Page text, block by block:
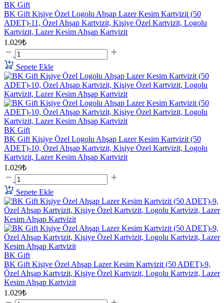
BK Gift
BK Gift Kişiye Özel Logolu Ahşap Lazer Kesim Kartvizit (50
ADET)-11, Özel Ahşap Kartvizit, Kişiye Özel Kartvizit, Logolu
Kartvizit, Lazer Kesim Ahşap Kartvizit
1.029₺
Sepete Ekle
BK Gift
BK Gift Kişiye Özel Logolu Ahşap Lazer Kesim Kartvizit (50
ADET)-10, Özel Ahşap Kartvizit, Kişiye Özel Kartvizit, Logolu
Kartvizit, Lazer Kesim Ahşap Kartvizit
1.029₺
Sepete Ekle
BK Gift
BK Gift Kişiye Özel Ahşap Lazer Kesim Kartvizit (50 ADET)-9,
Özel Ahşap Kartvizit, Kişiye Özel Kartvizit, Logolu Kartvizit, Lazer
Kesim Ahşap Kartvizit
1.029₺